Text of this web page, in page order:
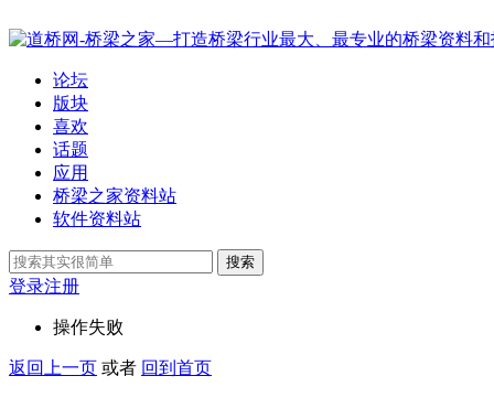
论坛
版块
喜欢
话题
应用
桥梁之家资料站
软件资料站
搜索
登录注册
操作失败
返回上一页 或者 回到首页